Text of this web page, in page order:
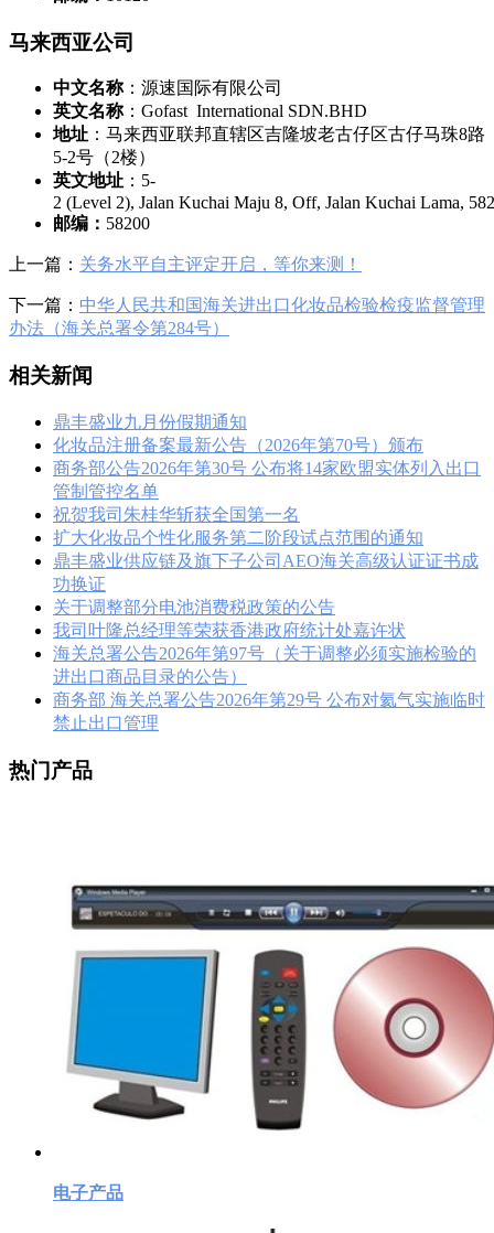
马来西亚公司
中文名称：源速国际有限公司
英文名称：Gofast International SDN.BHD
地址 ：马来西亚联邦直辖区吉隆坡老古仔区古仔马珠8路
5-2号（2楼）
英文地址 ：5-
2 (Level 2), Jalan Kuchai Maju 8, Off, Jalan Kuchai Lama,
邮编： 58200
上一篇： 关务水平自主评定开启，等你来测！
下一篇： 中华人民共和国海关进出口化妆品检验检疫监督管理
办法（海关总署令第284号）
相关新闻
鼎丰盛业九月份假期通知
化妆品注册备案最新公告（2026年第70号）颁布
商务部公告2026年第30号 公布将14家欧盟实体列入出口
管制管控名单
祝贺我司朱桂华斩获全国第一名
扩大化妆品个性化服务第二阶段试点范围的通知
鼎丰盛业供应链及旗下子公司AEO海关高级认证证书成
功换证
关于调整部分电池消费税政策的公告
我司叶隆总经理等荣获香港政府统计处嘉许状
海关总署公告2026年第97号（关于调整必须实施检验的
进出口商品目录的公告）
商务部 海关总署公告2026年第29号 公布对氦气实施临时
禁止出口管理
热门产品
电子产品